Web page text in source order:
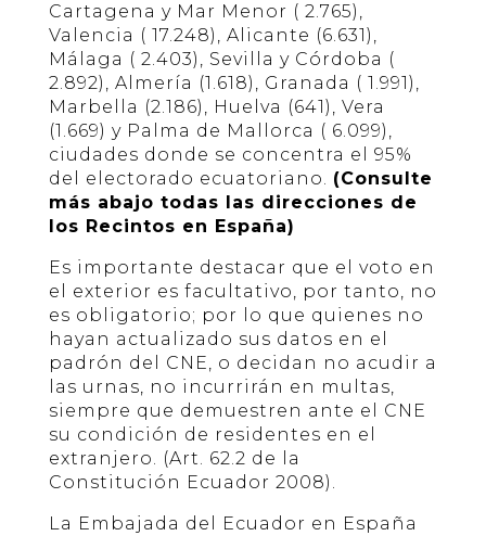
Cartagena y Mar Menor ( 2.765),
Valencia ( 17.248), Alicante (6.631),
Málaga ( 2.403), Sevilla y Córdoba (
2.892), Almería (1.618), Granada ( 1.991),
Marbella (2.186), Huelva (641), Vera
(1.669) y Palma de Mallorca ( 6.099),
ciudades donde se concentra el 95%
del electorado ecuatoriano. (Consulte
más abajo todas las direcciones de
los Recintos en España)
Es importante destacar que el voto en
el exterior es facultativo, por tanto, no
es obligatorio; por lo que quienes no
hayan actualizado sus datos en el
padrón del CNE, o decidan no acudir a
las urnas, no incurrirán en multas,
siempre que demuestren ante el CNE
su condición de residentes en el
extranjero. (Art. 62.2 de la
Constitución Ecuador 2008).
La Embajada del Ecuador en España